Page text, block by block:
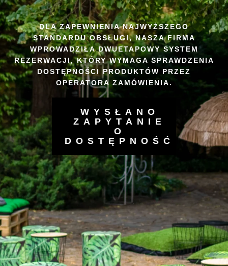
0
DLA ZAPEWNIENIA NAJWYŻSZEGO
STANDARDU OBSŁUGI, NASZA FIRMA
WPROWADZIŁA DWUETAPOWY SYSTEM
REZERWACJI, KTÓRY WYMAGA SPRAWDZENIA
DOSTĘPNOŚCI PRODUKTÓW PRZEZ
OPERATORA ZAMÓWIENIA.
WYSŁANO
ZAPYTANIE
O
DOSTĘPNOŚĆ